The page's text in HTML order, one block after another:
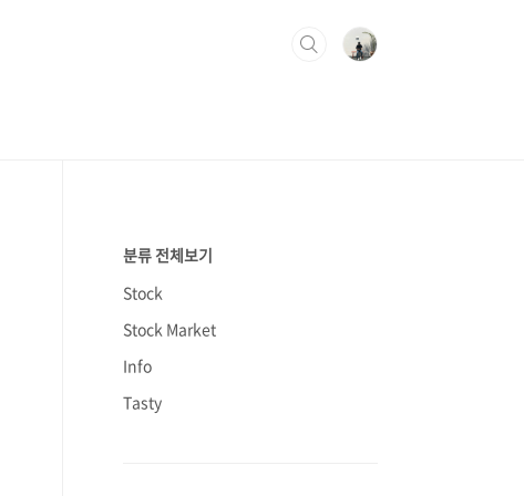
분류 전체보기
Stock
Stock Market
Info
Tasty